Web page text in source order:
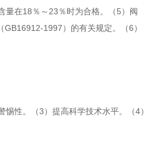
量在18％～23％时为合格。（5）阀
1997）的有关规定。（6）
性。（3）提高科学技术水平。（4）